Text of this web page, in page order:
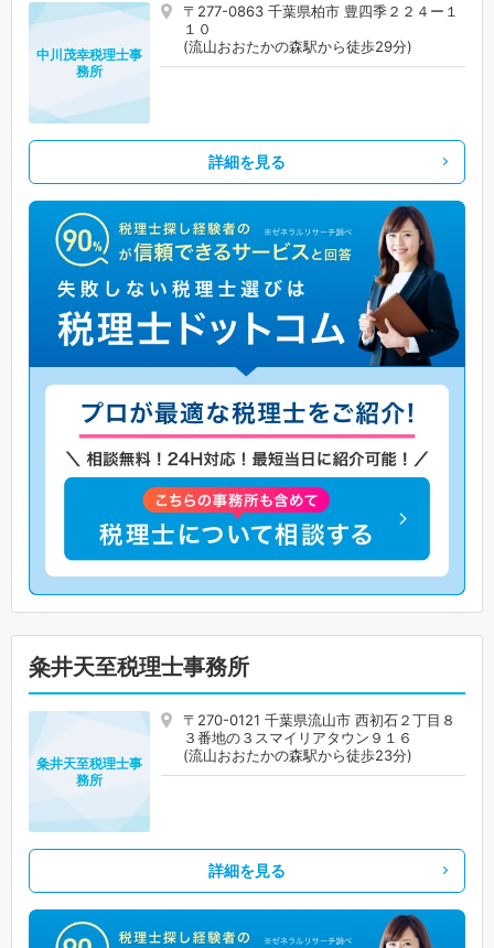
〒277-0863 千葉県柏市 豊四季２２４ー１
１０
(流山おおたかの森駅から徒歩29分)
中川茂幸税理士事
務所
詳細を見る
粂井天至税理士事務所
〒270-0121 千葉県流山市 西初石２丁目８
３番地の３スマイリアタウン９１６
(流山おおたかの森駅から徒歩23分)
粂井天至税理士事
務所
詳細を見る